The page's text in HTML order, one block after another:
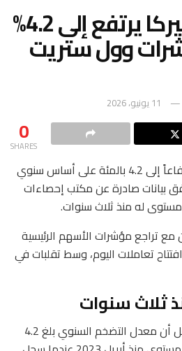
التضخم في أميركا يرتفع إلى 4.2%
وول ستريت
11 يونيو، 2026
0
SHARES
سجل التضخم في أميركا ارتفاعاً إلى 4.2 بالمئة على أساس سنوي
بيانات صادرة عن مكتب إحصاءات
له منذ ثلاث سنوات.
مع تراجع مؤشرات الأسهم الرئيسية
تعاملات اليوم، وسط تقلبات في
ثلاث سنوات
أوضح مكتب إحصاءات العمل أن معدل التضخم السنوي بلغ 4.2